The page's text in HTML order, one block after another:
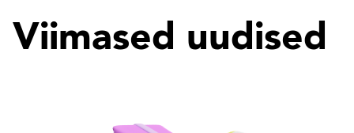
Viimased uudised